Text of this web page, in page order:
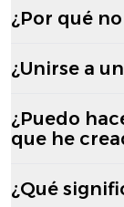
¿Por qué
¿Unirse a
¿Puedo
que he
¿Qué